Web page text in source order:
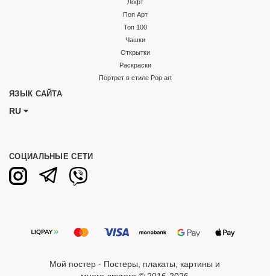
Лофт
Поп Арт
Топ 100
Чашки
Открытки
Раскраски
Портрет в стиле Pop art
ЯЗЫК САЙТА
RU
СОЦИАЛЬНЫЕ СЕТИ
Мой постер - Постеры, плакаты, картины и